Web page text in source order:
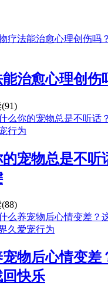
治愈心理创伤
(91)
宠物总是不听
(88)
物后心情变差
快乐